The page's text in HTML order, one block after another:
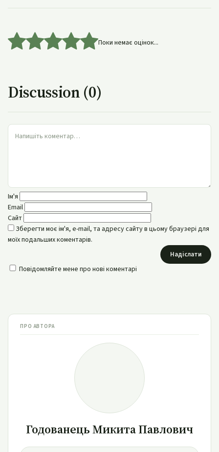
Поки немає оцінок...
Discussion (0)
Ім'я
Email
Сайт
Зберегти моє ім'я, e-mail, та адресу сайту в цьому браузері для
моїх подальших коментарів.
Надіслати
Повідомляйте мене про нові коментарі
ПРО АВТОРА
Годованець Микита Павлович